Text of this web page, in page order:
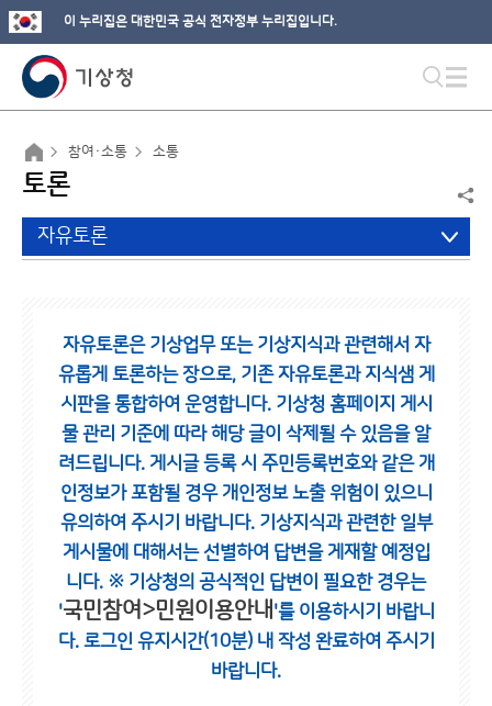
이 누리집은 대한민국 공식 전자정부 누리집입니다.
참여·소통 소통
토론
자유토론
자유토론은 기상업무 또는 기상지식과 관련해서 자
유롭게 토론하는 장으로, 기존 자유토론과 지식샘 게
시판을 통합하여 운영합니다. 기상청 홈페이지 게시
물 관리 기준에 따라 해당 글이 삭제될 수 있음을 알
려드립니다. 게시글 등록 시 주민등록번호와 같은 개
인정보가 포함될 경우 개인정보 노출 위험이 있으니
유의하여 주시기 바랍니다. 기상지식과 관련한 일부
게시물에 대해서는 선별하여 답변을 게재할 예정입
니다. ※ 기상청의 공식적인 답변이 필요한 경우는
'국민참여>민원이용안내 '를 이용하시기 바랍니
다. 로그인 유지시간(10분) 내 작성 완료하여 주시기
바랍니다.